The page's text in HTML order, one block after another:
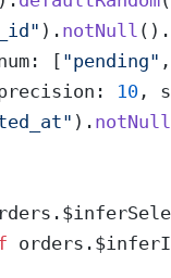
). notNull ().
[ "pending"
10 ,
). notNull